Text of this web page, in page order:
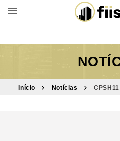
BUSCAR POR FUNDO
Início Notícias